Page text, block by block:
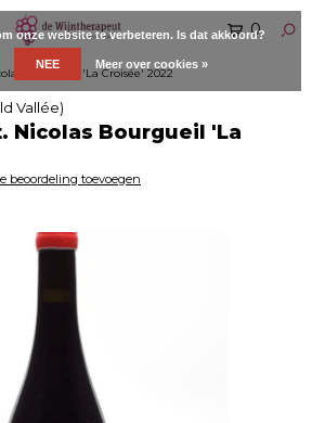
0
Bourgueil 'La Croisée' 2022
Vallée)
Nicolas Bourgueil 'La
beoordeling toevoegen
onze website te verbeteren. Is dat akkoord?
NEE Meer over cookies »